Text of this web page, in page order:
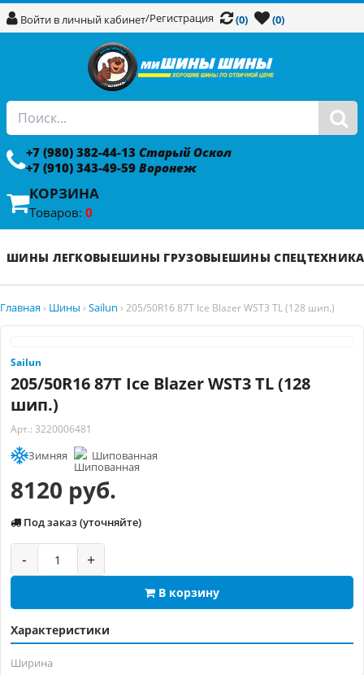
Войти в личный кабинет/Регистрация (0) (0)
+7 (980) 382-44-13 Старый Оскол
+7 (910) 343-49-59 Воронеж
КОРЗИНА
Товаров: 0
ШИНЫ ЛЕГКОВЫЕШИНЫ ГРУЗОВЫЕШИНЫ СПЕЦТЕХНИКА
Главная › Шины › Sailun › 205/50R16 87T Ice Blazer WST3 TL (128 шип.)
Sailun
205/50R16 87T Ice Blazer WST3 TL (128
шип.)
Арт.: 3220006481
Зимняя Шипованная
8120 руб.
Под заказ (уточняйте)
- +
В корзину
Характеристики
Ширина